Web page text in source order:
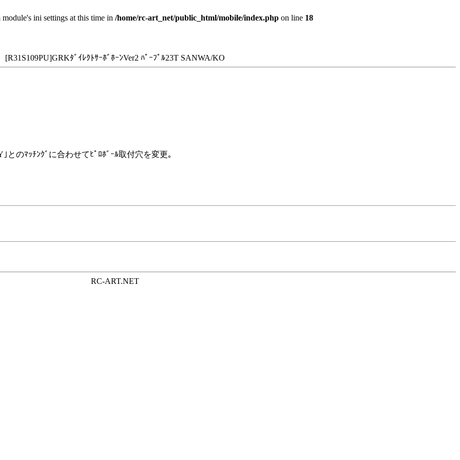
ini settings at this time in /home/rc-art_net/public_html/mobile/index.php on line 18
[R31S109PU]GRKﾀﾞｲﾚｸﾄｻｰﾎﾞﾎｰﾝVer2 ﾊﾟｰﾌﾟﾙ23T SANWA/KO
とのﾏｯﾁﾝｸﾞに合わせてﾋﾟﾛﾎﾞｰﾙ取付穴を変更｡
RC-ART.NET